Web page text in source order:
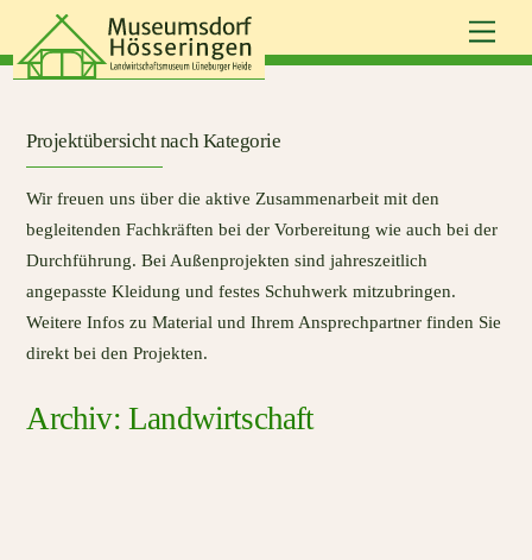
content
Projektübersicht nach Kategorie
Wir freuen uns über die aktive Zusammenarbeit mit den
begleitenden Fachkräften bei der Vorbereitung wie auch bei der
Durchführung. Bei Außenprojekten sind jahreszeitlich
angepasste Kleidung und festes Schuhwerk mitzubringen.
Weitere Infos zu Material und Ihrem Ansprechpartner finden Sie
direkt bei den Projekten.
Landwirtschaft